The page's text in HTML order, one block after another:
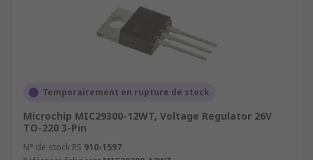
Temporairement en rupture de stock
Microchip MIC29300-12WT, Voltage Regulator 26V
TO-220 3-Pin
N° de stock RS 910-1597